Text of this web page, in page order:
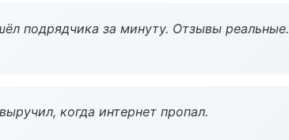
подрядчика за минуту. Отзывы реальные.
когда интернет пропал.